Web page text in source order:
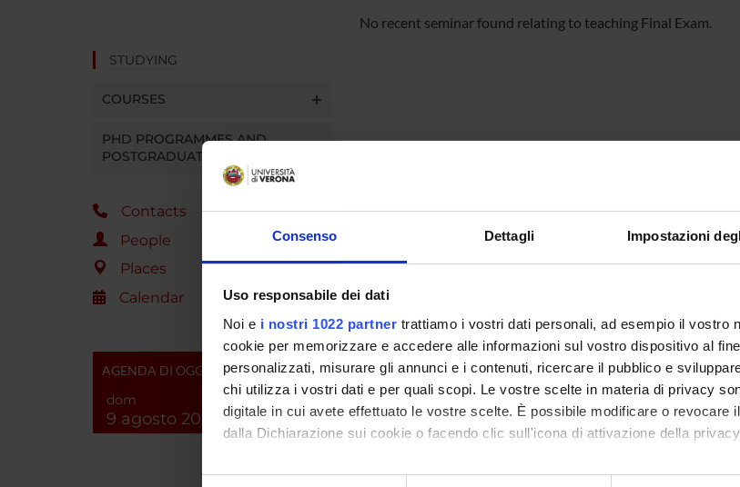
Consenso Dettagli Impostazioni
Uso responsabile dei dati
Noi e i nostri 1022 partner trattiamo i vostri dati personali, ad esempio il vostro
cookie per memorizzare e accedere alle informazioni sul vostro dispositivo al
personalizzati, misurare gli annunci e i contenuti, ricercare il pubblico e
chi utilizza i vostri dati e per quali scopi. Le vostre scelte in materia di privacy
digitale in cui avete effettuato le vostre scelte. È possibile modificare o revocare
dalla Dichiarazione sui cookie o facendo clic sull'icona di attivazione della
Con il tuo consenso, vorremmo anche:
STUDYING
COURSES
PHD PROGRAMMES AND
POSTGRADUATE TRAINING
Contacts
People
Places
Calendar
AGENDA DI OGGI
dom
9 agosto 2026
No recent seminar found relating to teaching Final Exam.